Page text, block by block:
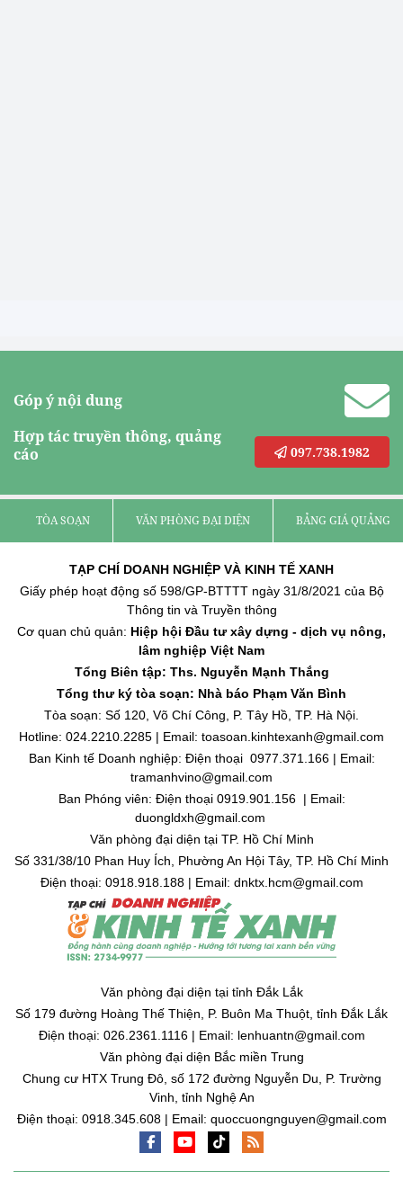
Góp ý nội dung
Hợp tác truyền thông, quảng
cáo
097.738.1982
TÒA SOẠN VĂN PHÒNG ĐẠI DIỆN BẢNG GIÁ QUẢNG
TẠP CHÍ DOANH NGHIỆP VÀ KINH TẾ XANH
Giấy phép hoạt động số 598/GP-BTTTT ngày 31/8/2021 của Bộ
Thông tin và Truyền thông
Cơ quan chủ quản: Hiệp hội Đầu tư xây dựng - dịch vụ nông,
lâm nghiệp Việt Nam
Tổng Biên tập: Ths. Nguyễn Mạnh Thắng
Tổng thư ký tòa soạn: Nhà báo Phạm Văn Bình
Tòa soạn: Số 120, Võ Chí Công, P. Tây Hồ, TP. Hà Nội.
Hotline: 024.2210.2285 | Email: toasoan.kinhtexanh@gmail.com
Ban Kinh tế Doanh nghiệp: Điện thoại 0977.371.166 | Email:
tramanhvino@gmail.com
Ban Phóng viên: Điện thoại 0919.901.156 | Email:
duongldxh@gmail.com
Văn phòng đại diện tại TP. Hồ Chí Minh
Số 331/38/10 Phan Huy Ích, Phường An Hội Tây, TP. Hồ Chí Minh
Điện thoại: 0918.918.188 | Email: dnktx.hcm@gmail.com
Văn phòng đại diện tại tỉnh Đắk Lắk
Số 179 đường Hoàng Thế Thiện, P. Buôn Ma Thuột, tỉnh Đắk Lắk
Điện thoại: 026.2361.1116 | Email: lenhuantn@gmail.com
Văn phòng đại diện Bắc miền Trung
Chung cư HTX Trung Đô, số 172 đường Nguyễn Du, P. Trường
Vinh, tỉnh Nghệ An
Điện thoại: 0918.345.608 | Email: quoccuongnguyen@gmail.com